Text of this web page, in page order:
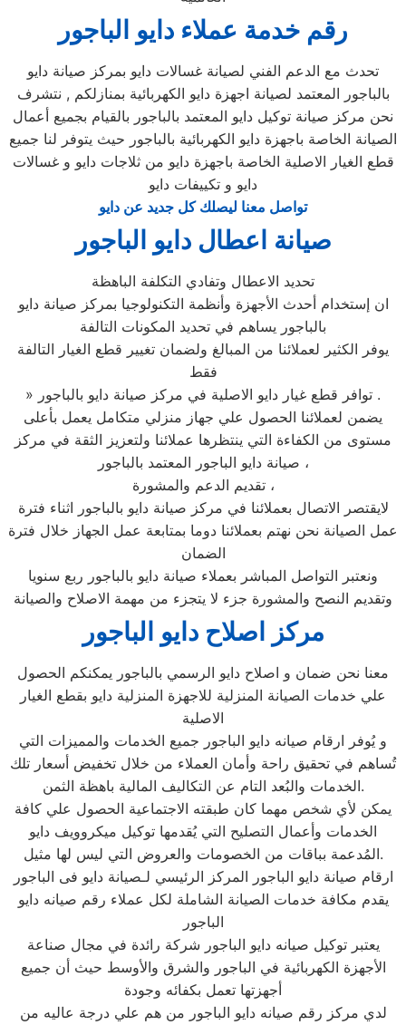
رقم خدمة عملاء دايو الباجور
تحدث مع الدعم الفني لصيانة غسالات دايو بمركز صيانة دايو
بالباجور المعتمد لصيانة اجهزة دايو الكهربائية بمنازلكم , نتشرف
نحن مركز صيانة توكيل دايو المعتمد بالباجور بالقيام بجميع أعمال
الصيانة الخاصة باجهزة دايو الكهربائية بالباجور حيث يتوفر لنا جميع
قطع الغيار الاصلية الخاصة باجهزة دايو من ثلاجات دايو و غسالات
دايو و تكييفات دايو
تواصل معنا ليصلك كل جديد عن دايو
صيانة اعطال دايو الباجور
تحديد الاعطال وتفادي التكلفة الباهظة
ان إستخدام أحدث الأجهزة وأنظمة التكنولوجيا بمركز صيانة دايو
بالباجور يساهم في تحديد المكونات التالفة
يوفر الكثير لعملائنا من المبالغ ولضمان تغيير قطع الغيار التالفة
فقط
» توافر قطع غيار دايو الاصلية في مركز صيانة دايو بالباجور .
يضمن لعملائنا الحصول علي جهاز منزلي متكامل يعمل بأعلى
مستوى من الكفاءة التي ينتظرها عملائنا ولتعزيز الثقة في مركز
صيانة دايو الباجور المعتمد بالباجور ،
تقديم الدعم والمشورة ،
لايقتصر الاتصال بعملائنا في مركز صيانة دايو بالباجور اثناء فترة
عمل الصيانة نحن نهتم بعملائنا دوما بمتابعة عمل الجهاز خلال فترة
الضمان
ونعتبر التواصل المباشر بعملاء صيانة دايو بالباجور ربع سنويا
وتقديم النصح والمشورة جزء لا يتجزء من مهمة الاصلاح والصيانة
مركز اصلاح دايو الباجور
معنا نحن ضمان و اصلاح دايو الرسمي بالباجور يمكنكم الحصول
علي خدمات الصيانة المنزلية للاجهزة المنزلية دايو بقطع الغيار
الاصلية
و يُوفر ارقام صيانه دايو الباجور جميع الخدمات والمميزات التي
تُساهم في تحقيق راحة وأمان العملاء من خلال تخفيض أسعار تلك
الخدمات والبُعد التام عن التكاليف المالية باهظة الثمن.
يمكن لأي شخص مهما كان طبقته الاجتماعية الحصول علي كافة
الخدمات وأعمال التصليح التي يُقدمها توكيل ميكروويف دايو
المُدعمة بباقات من الخصومات والعروض التي ليس لها مثيل.
ارقام صيانة دايو الباجور المركز الرئيسي لـصيانة دايو فى الباجور
يقدم مكافة خدمات الصيانة الشاملة لكل عملاء رقم صيانه دايو
الباجور
يعتبر توكيل صيانه دايو الباجور شركة رائدة في مجال صناعة
الأجهزة الكهربائية في الباجور والشرق والأوسط حيث أن جميع
أجهزتها تعمل بكفائه وجودة
لدي مركز رقم صيانه دايو الباجور من هم علي درجة عاليه من